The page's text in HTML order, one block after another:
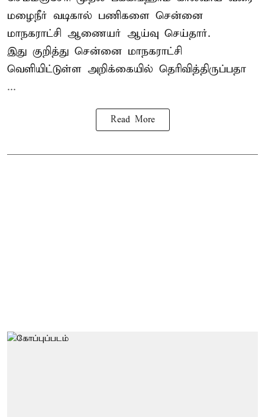
மழைநீர் வடிகால் பணிகளை சென்னை
மாநகராட்சி ஆணையர் ஆய்வு செய்தார்.
இது குறித்து சென்னை மாநகராட்சி
வெளியிட்டுள்ள அறிக்கையில் தெரிவித்திருப்பதா
...
Read More